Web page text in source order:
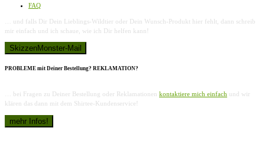
FAQ
… und falls Dir Dein Lieblings-Wildtier oder Dein Wunsch-Produkt hier fehlt, dann schreib
mir einfach und ich schaue, wie ich Dir helfen kann!
PROBLEME mit Deiner Bestellung? REKLAMATION?
… bei Fragen zu Deiner Bestellung oder Reklamationen kontaktiere mich einfach und wir
klären das dann mit dem Shirtee-Kundenservice!